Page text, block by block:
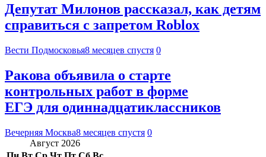
Депутат Милонов рассказал, как детям
справиться с запретом Roblox
Вести Подмосковья8 месяцев спустя 0
Ракова объявила о старте
контрольных работ в форме
ЕГЭ для одиннадцатиклассников
Вечерняя Москва8 месяцев спустя 0
Август 2026